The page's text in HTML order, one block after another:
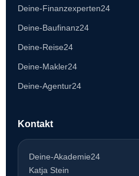
Deine-Finanzexperten24
Deine-Baufinanz24
Deine-Reise24
Deine-Makler24
Deine-Agentur24
Kontakt
Deine-Akademie24
Katja Stein